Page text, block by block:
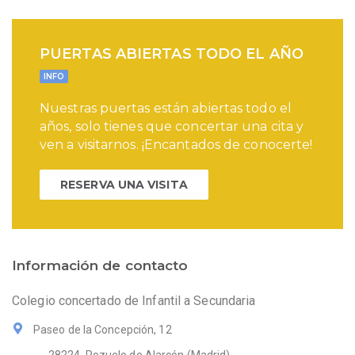
PUERTAS ABIERTAS TODO EL AÑO
INFO
Nuestras puertas están abiertas todo el
años, solo tienes que concertar una cita y
ven a visitarnos. ¡Encantados de conocerte!
RESERVA UNA VISITA
Información de contacto
Colegio concertado de Infantil a Secundaria
Paseo de la Concepción, 12